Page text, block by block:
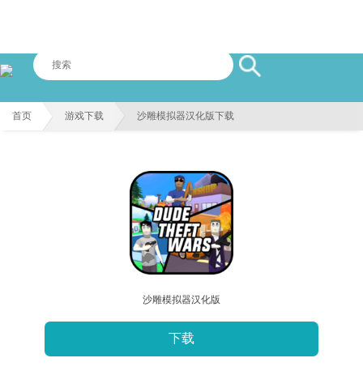
首页 游戏下载 沙雕模拟器汉化版下载
沙雕模拟器汉化版
下载